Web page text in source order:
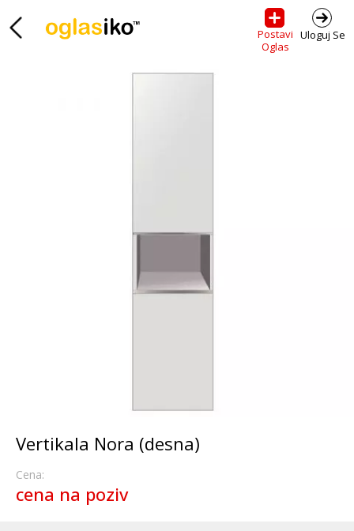
Postavi
Oglas
Uloguj Se
Vertikala Nora (desna)
Cena:
cena na poziv